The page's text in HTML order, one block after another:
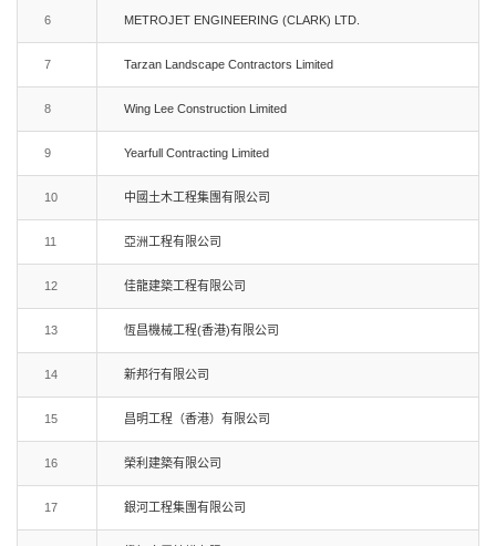
6 METROJET ENGINEERING (CLARK) LTD.
7 Tarzan Landscape Contractors Limited
8 Wing Lee Construction Limited
9 Yearfull Contracting Limited
10 中國土木工程集團有限公司
11 亞洲工程有限公司
12 佳龍建築工程有限公司
13 恆昌機械工程(香港)有限公司
14 新邦行有限公司
15 昌明工程（香港）有限公司
16 榮利建築有限公司
17 銀河工程集團有限公司